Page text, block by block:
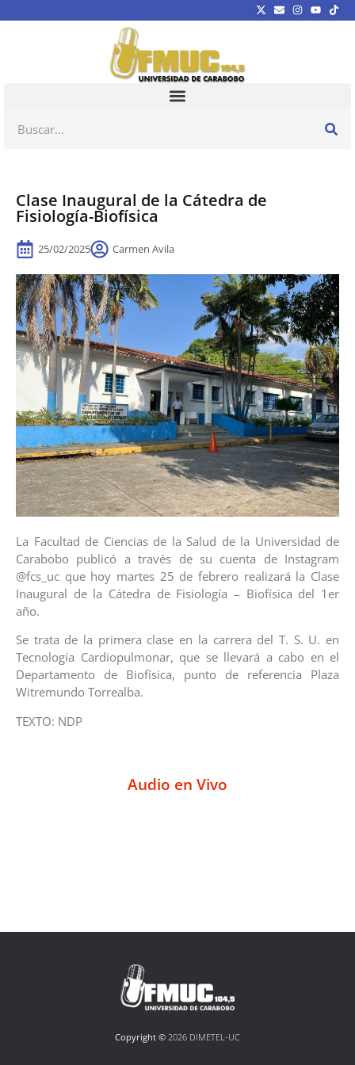
Clase Inaugural de la Cátedra de
Fisiología-Biofísica
25/02/2025 Carmen Avila
La Facultad de Ciencias de la Salud de la Universidad de
Carabobo publicó a través de su cuenta de Instagram
@fcs_uc que hoy martes 25 de febrero realizará la Clase
Inaugural de la Cátedra de Fisiología – Biofísica del 1er
año.
Se trata de la primera clase en la carrera del T. S. U. en
Tecnología Cardiopulmonar, que se llevará a cabo en el
Departamento de Biofísica, punto de referencia Plaza
Witremundo Torrealba.
TEXTO: NDP
Audio en Vivo
Copyright © 2026 DIMETEL-UC